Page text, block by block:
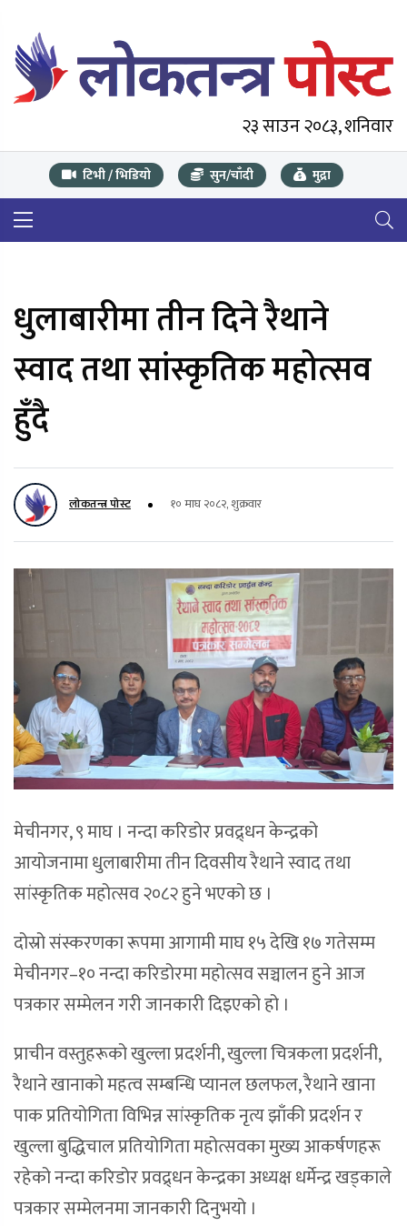
२३ साउन २०८३, शनिवार
टिभी / भिडियो सुन/चाँदी मुद्रा
धुलाबारीमा तीन दिने रैथाने
स्वाद तथा सांस्कृतिक महोत्सव
हुँदै
लोकतन्त्र पोस्ट १० माघ २०८२, शुक्रवार
मेचीनगर, ९ माघ । नन्दा करिडोर प्रवद्र्धन केन्द्रको
आयोजनामा धुलाबारीमा तीन दिवसीय रैथाने स्वाद तथा
सांस्कृतिक महोत्सव २०८२ हुने भएको छ ।
दोस्रो संस्करणका रूपमा आगामी माघ १५ देखि १७ गतेसम्म
मेचीनगर–१० नन्दा करिडोरमा महोत्सव सञ्चालन हुने आज
पत्रकार सम्मेलन गरी जानकारी दिइएको हो ।
प्राचीन वस्तुहरूको खुल्ला प्रदर्शनी, खुल्ला चित्रकला प्रदर्शनी,
रैथाने खानाको महत्व सम्बन्धि प्यानल छलफल, रैथाने खाना
पाक प्रतियोगिता विभिन्न सांस्कृतिक नृत्य झाँकी प्रदर्शन र
खुल्ला बुद्धिचाल प्रतियोगिता महोत्सवका मुख्य आकर्षणहरू
रहेको नन्दा करिडोर प्रवद्र्धन केन्द्रका अध्यक्ष धर्मेन्द्र खड्काले
पत्रकार सम्मेलनमा जानकारी दिनुभयो ।